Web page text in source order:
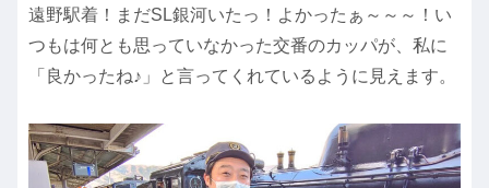
遠野駅着！まだSL銀河いたっ！よかったぁ～～～！い
つもは何とも思っていなかった交番のカッパが、私に
「良かったね♪」と言ってくれているように見えます。